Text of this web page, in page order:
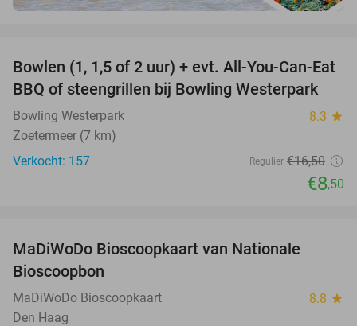
48%
Bowlen (1, 1,5 of 2 uur) + evt. All-You-Can-Eat
BBQ of steengrillen bij Bowling Westerpark
Bowling Westerpark 8.3 star
Zoetermeer (7 km)
Verkocht: 157
Regulier €16,50
€8,50
MaDiWoDo Bioscoopkaart van Nationale
Bioscoopbon
MaDiWoDo Bioscoopkaart 8.8 star
Den Haag